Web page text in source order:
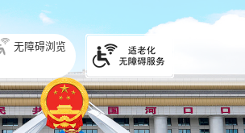
无障碍浏览